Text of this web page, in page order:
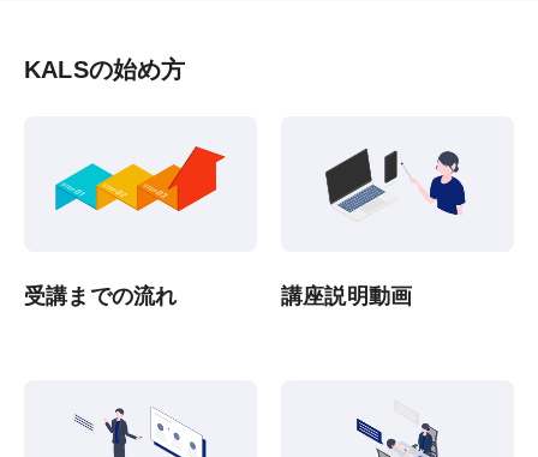
KALSの始め方
受講までの流れ 講座説明動画